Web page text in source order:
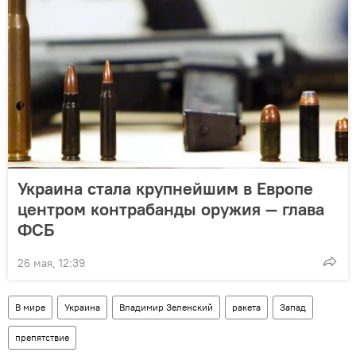
Украина стала крупнейшим в Европе
центром контрабанды оружия — глава
ФСБ
26 мая, 12:39
В мире Украина Владимир Зеленский ракета Запад
препятствие